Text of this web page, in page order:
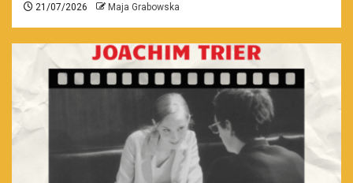
21/07/2026 Maja Grabowska